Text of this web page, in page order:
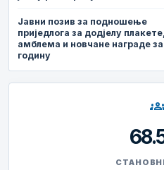
Јавни позив за подношење
приједлога за додјелу плакете,
амблема и новчане награде
годину